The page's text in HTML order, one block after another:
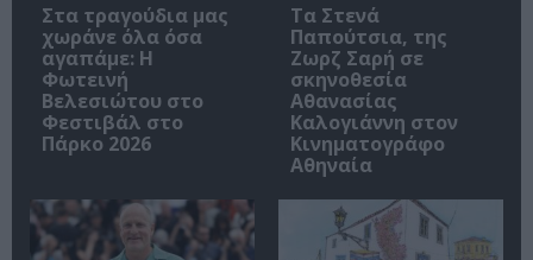
Στα τραγούδια μας
χωράνε όλα όσα
αγαπάμε: Η
Φωτεινή
Βελεσιώτου στο
Φεστιβάλ στο
Πάρκο 2026
Τα Στενά
Παπούτσια, της
Ζωρζ Σαρή σε
σκηνοθεσία
Αθανασίας
Καλογιάννη στον
Κινηματογράφο
Αθηναία